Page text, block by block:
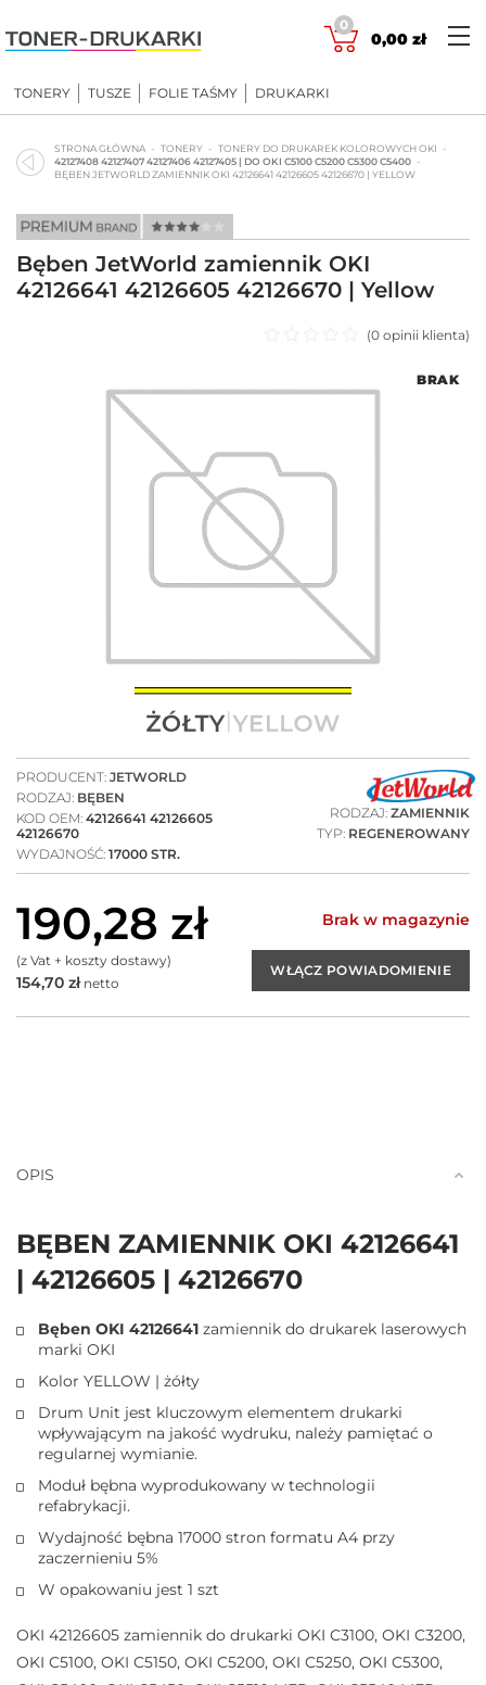
to
content
0
0,00 zł
TONERY TUSZE FOLIE TAŚMY DRUKARKI
STRONA GŁÓWNA TONERY
TONERY DO DRUKAREK KOLOROWYCH OKI
42127408 42127407 42127406 42127405 | DO OKI C5100 C5200 C5300 C5400
BĘBEN JETWORLD ZAMIENNIK OKI 42126641 42126605 42126670 | YELLOW
Bęben JetWorld zamiennik OKI
42126641 42126605 42126670 | Yellow
(0 opinii klienta)
BRAK
PRODUCENT: JETWORLD
RODZAJ: BĘBEN
KOD OEM: 42126641 42126605
42126670
WYDAJNOŚĆ: 17000 STR.
RODZAJ: ZAMIENNIK
TYP: REGENEROWANY
190,28 zł
(z Vat + koszty dostawy)
154,70 złnetto
Brak w magazynie
OPIS
BĘBEN ZAMIENNIK OKI 42126641
| 42126605 | 42126670
Bęben OKI 42126641 zamiennik do drukarek laserowych
marki OKI
Kolor YELLOW | żółty
Drum Unit jest kluczowym elementem drukarki
wpływającym na jakość wydruku, należy pamiętać o
regularnej wymianie.
Moduł bębna wyprodukowany w technologii
refabrykacji.
Wydajność bębna 17000 stron formatu A4 przy
zaczernieniu 5%
W opakowaniu jest 1 szt
OKI 42126605 zamiennik do drukarki OKI C3100, OKI C3200,
OKI C5100, OKI C5150, OKI C5200, OKI C5250, OKI C5300,